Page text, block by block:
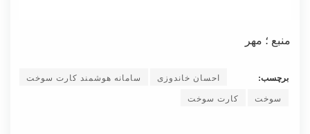
منبع ؛ مهر
برچسب: احسان خاندوزی
سامانه هوشمند کارت سوخت
سوخت
کارت سوخت